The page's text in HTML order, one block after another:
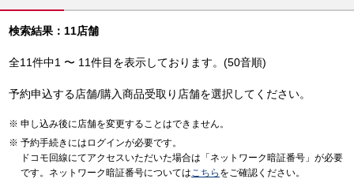
検索結果：11店舗
全11件中1 〜 11件目を表示しております。(50音順)
予約申込する店舗/購入商品受取り店舗を選択してください。
申し込み後に店舗を変更することはできません。
予約手続きにはログインが必要です。
ドコモ回線にてアクセスいただいた場合は「ネットワーク暗証番号」が必要
です。ネットワーク暗証番号についてはこちら をご確認ください。